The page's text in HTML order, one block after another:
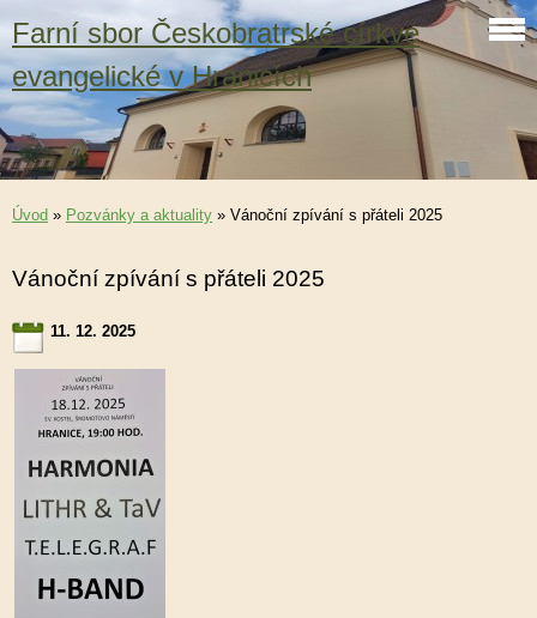
Farní sbor Českobratrské církve
evangelické v Hranicích
Úvod » Pozvánky a aktuality » Vánoční zpívání s přáteli 2025
Vánoční zpívání s přáteli 2025
11. 12. 2025